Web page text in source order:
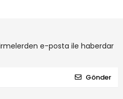
e-posta ile haberdar
Gönder